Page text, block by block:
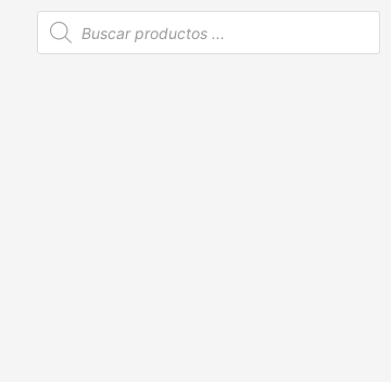
Búsqueda
de
productos